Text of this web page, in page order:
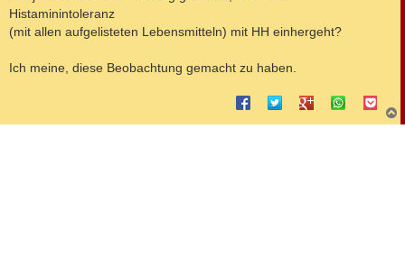
g
Histaminintoleranz
(mit allen aufgelisteten Lebensmitteln) mit HH einhergeht?
Ich meine, diese Beobachtung gemacht zu haben.
a